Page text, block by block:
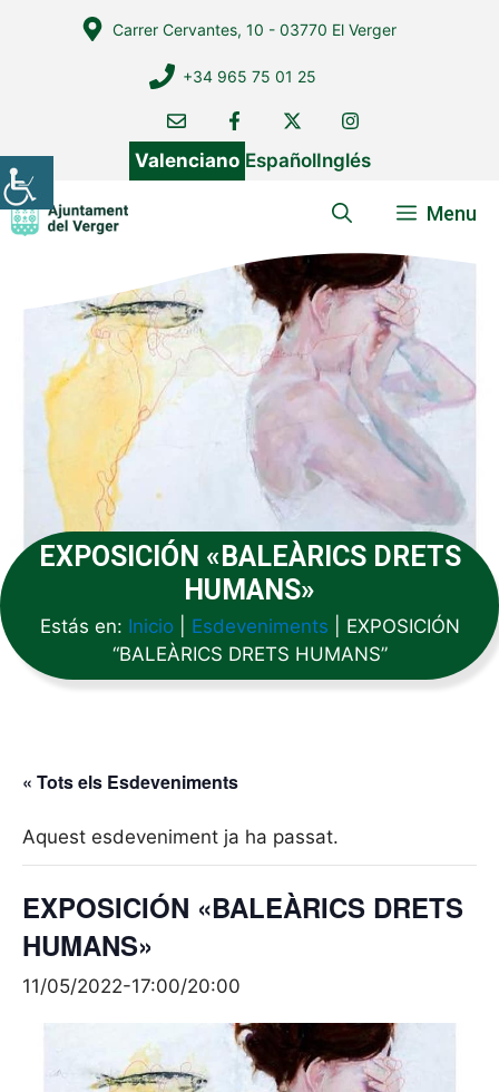
Carrer Cervantes, 10 - 03770 El Verger
+34 965 75 01 25
Valenciano EspañolInglés
Menu
EXPOSICIÓN «BALEÀRICS DRETS
HUMANS»
Estás en: Inicio| Esdeveniments
EXPOSICIÓN
“BALEÀRICS DRETS HUMANS”
« Tots els Esdeveniments
Aquest esdeveniment ja ha passat.
EXPOSICIÓN «BALEÀRICS DRETS
HUMANS»
11/05/2022-17:00/20:00